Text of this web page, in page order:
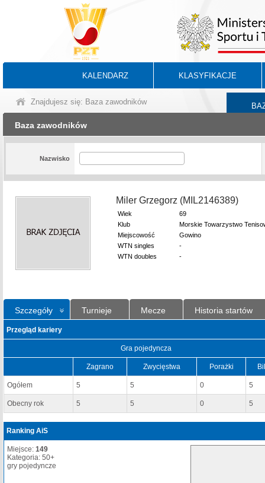
KALENDARZ KLASYFIKACJE
Znajdujesz się: Baza zawodników
Baza zawodników
Nazwisko
Miler Grzegorz (MIL2146389)
Wiek
69
Klub
Morskie Towarzystwo
Miejscowość
Gowino
WTN singles
-
WTN doubles
-
Szczegóły Turnieje Mecze Historia startów
Przegląd kariery
Gra pojedyncza
Zagrano Zwycięstwa Porażki
Ogółem 5 5 0 5
Obecny rok 5 5 0 5
Ranking AiS
Miejsce: 149
Kategoria: 50+
gry pojedyncze